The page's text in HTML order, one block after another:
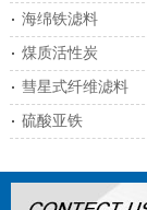
海绵铁滤料
煤质活性炭
彗星式纤维滤料
硫酸亚铁